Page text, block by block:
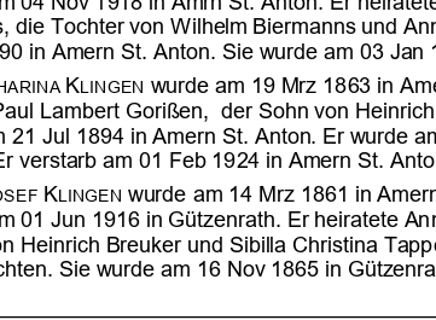
  
  